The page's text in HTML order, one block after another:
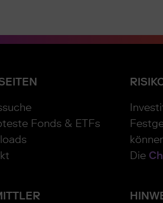
Fonds & ETFs
Die